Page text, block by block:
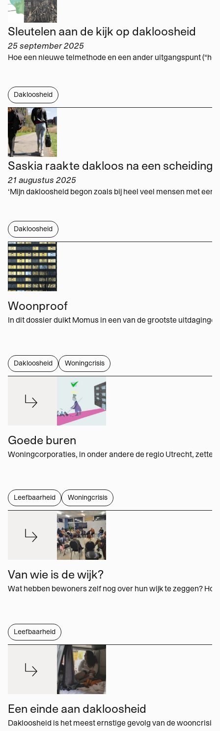
Sleutelen aan de kijk op dakloosheid
25 september 2025
Dakloosheid
21 augustus 2025
Dakloosheid
Woonproof
Dakloosheid Woningcrisis
Goede buren
Leefbaarheid Woningcrisis
Van wie is de wijk?
Leefbaarheid
Een einde aan dakloosheid